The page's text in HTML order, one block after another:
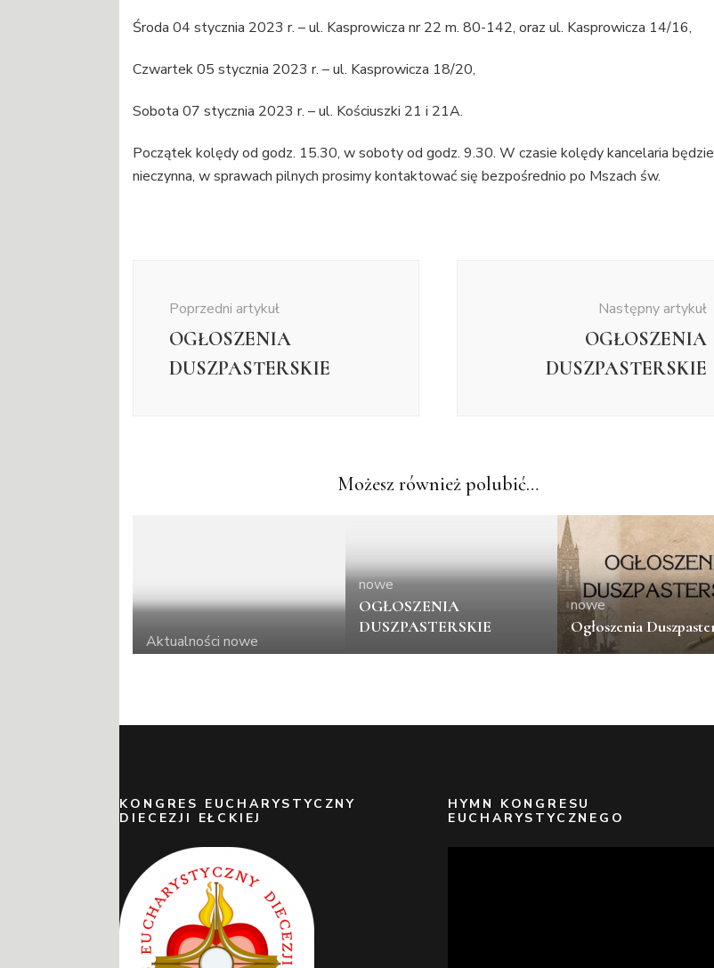
Środa 04 stycznia 2023 r. – ul. Kasprowicza nr 22 m. 80-142, oraz ul. Kasprowicza 14/16,
Czwartek 05 stycznia 2023 r. – ul. Kasprowicza 18/20,
Sobota 07 stycznia 2023 r. – ul. Kościuszki 21 i 21A.
Początek kolędy od godz. 15.30, w soboty od godz. 9.30. W czasie kolędy kancelaria będzie
nieczynna, w sprawach pilnych prosimy kontaktować się bezpośrednio po Mszach św.
Poprzedni artykuł
OGŁOSZENIA
DUSZPASTERSKIE
Następny artykuł
OGŁOSZENIA
DUSZPASTERSKIE
Możesz również polubić…
Aktualności nowe
nowe
OGŁOSZENIA
DUSZPASTERSKIE
nowe
Ogłoszenia
KONGRES EUCHARYSTYCZNY
DIECEZJI EŁCKIEJ
HYMN KONGRESU
EUCHARYSTYCZNEGO